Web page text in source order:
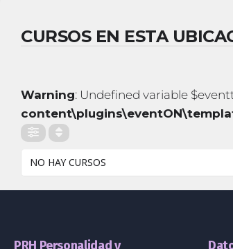
CURSOS EN ESTA
Warning: Undefined variable
NO HAY CURSOS
PRH Personalidad y